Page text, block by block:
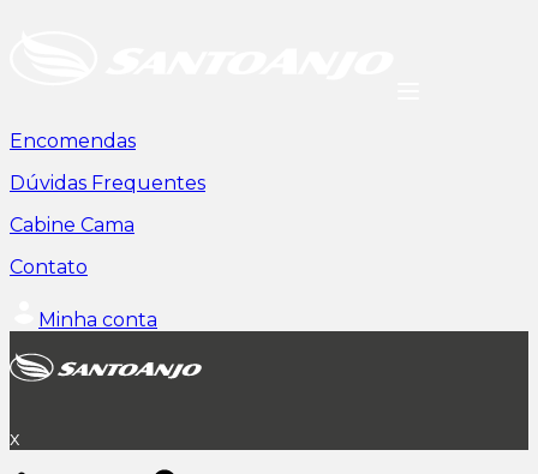
Encomendas
Dúvidas Frequentes
Cabine Cama
Contato
Minha conta
x